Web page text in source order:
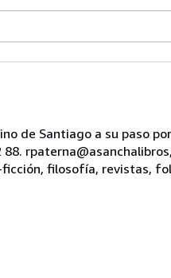
de Santiago a su paso
filosofía, revistas,